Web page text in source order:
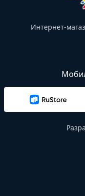
Интернет-